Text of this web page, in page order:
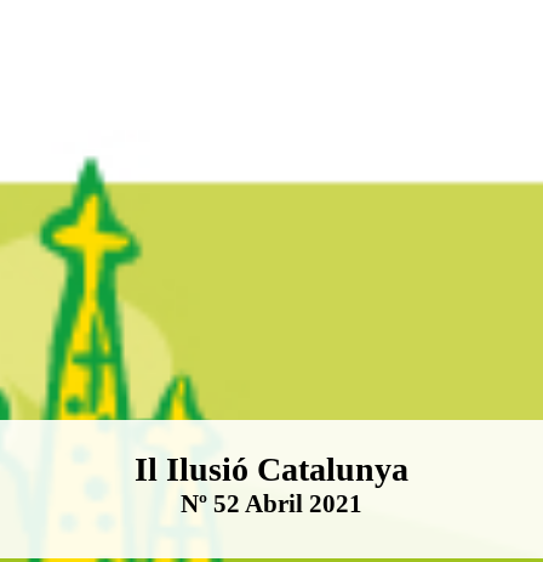
Boletín Il·lusió Catalunya
Il Ilusió Catalunya
Nº 52 Abril 2021